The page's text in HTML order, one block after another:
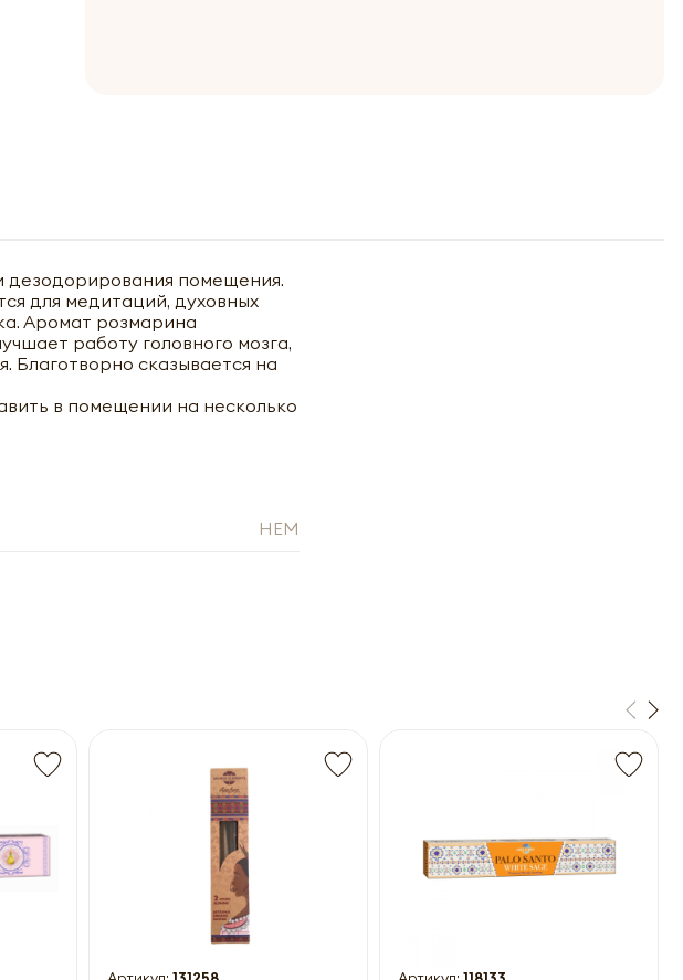
дезодорирования помещения.
для медитаций, духовных
Аромат розмарина
работу головного мозга,
Благотворно сказывается на
в помещении на несколько
HEM